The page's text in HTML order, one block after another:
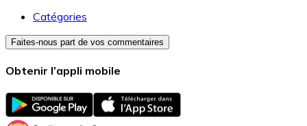
Catégories
Faites-nous part de vos commentaires
Obtenir l’appli mobile